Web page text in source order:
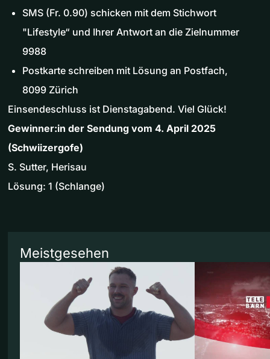
SMS (Fr. 0.90) schicken mit dem Stichwort
"Lifestyle“ und Ihrer Antwort an die Zielnummer
9988
Postkarte schreiben mit Lösung an Postfach,
8099 Zürich
Einsendeschluss ist Dienstagabend. Viel Glück!
Gewinner:in der Sendung vom 4. April 2025
(Schwiizergofe)
S. Sutter, Herisau
Lösung: 1 (Schlange)
Meistgesehen